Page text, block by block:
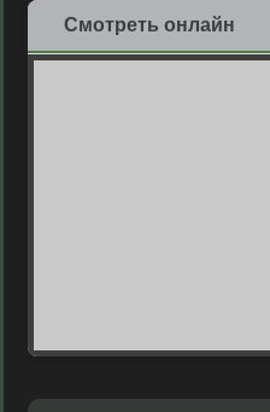
Смотреть онлайн